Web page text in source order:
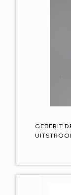
GEBERIT